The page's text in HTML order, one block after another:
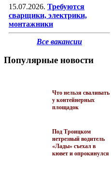
15.07.2026. Требуются
сварщики, электрики,
монтажники
Все вакансии
Популярные новости
Что нельзя сваливать
у контейнерных
площадок
Под Троицком
нетрезвый водитель
«Лады» съехал в
кювет и опрокинулся